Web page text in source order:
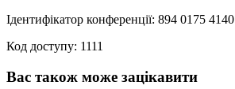
Ідентифікатор конференції: 894 0175 4140
Код доступу: 1111
Вас також може зацікавити